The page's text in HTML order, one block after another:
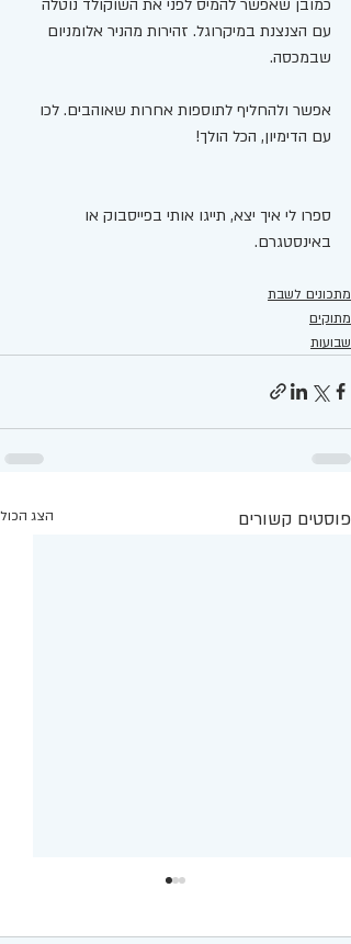
כמובן שאפשר להמיס לפני את השוקולד נוטלה
עם הצנצנת במיקרוגל. זהירות מהניר אלומניום
שבמכסה.
אפשר ולהחליף לתוספות אחרות שאוהבים. לכו
עם הדימיון, הכל הולך!
ספרו לי איך יצא, תייגו אותי בפייסבוק או
באינסטגרם.
מתכונים לשבת
מתוקים
שבועות
פוסטים קשורים הצג הכול